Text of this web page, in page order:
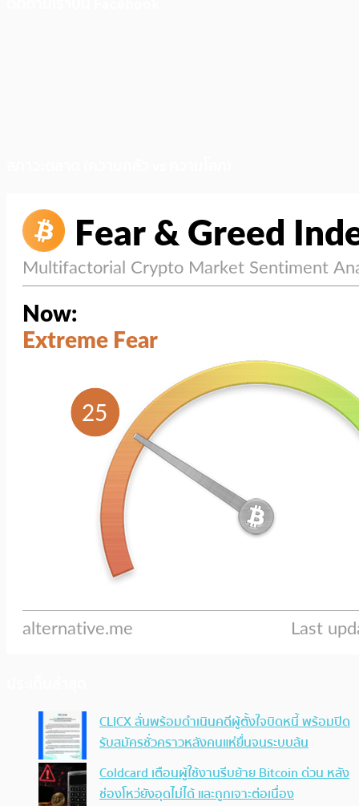
CLICX ลั่นพร้อมดำเนินคดีผู้ตั้งใจบิดหนี้ พร้อมปิด
รับสมัครชั่วคราวหลังคนแห่ยื่นจนระบบล้น
Coldcard เตือนผู้ใช้งานรีบย้าย Bitcoin ด่วน หลัง
ช่องโหว่ยังอุดไม่ได้ และถูกเจาะต่อเนื่อง